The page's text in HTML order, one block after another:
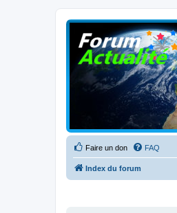
Faire un don FAQ
Index du forum